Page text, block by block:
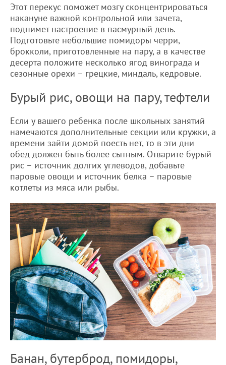
Этот перекус поможет мозгу сконцентрироваться
накануне важной контрольной или зачета,
поднимет настроение в пасмурный день.
Подготовьте небольшие помидоры черри,
брокколи, приготовленные на пару, а в качестве
десерта положите несколько ягод винограда и
сезонные орехи – грецкие, миндаль, кедровые.
Бурый рис, овощи на пару, тефтели
Если у вашего ребенка после школьных занятий
намечаются дополнительные секции или кружки, а
времени зайти домой поесть нет, то в эти дни
обед должен быть более сытным. Отварите бурый
рис – источник долгих углеводов, добавьте
паровые овощи и источник белка – паровые
котлеты из мяса или рыбы.
Банан, бутерброд, помидоры,